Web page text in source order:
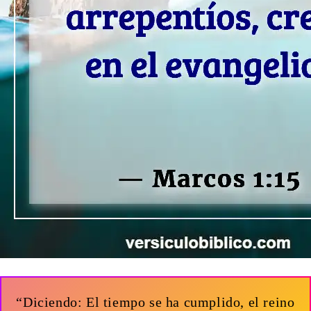
“Diciendo: El tiempo se ha cumplido, el reino